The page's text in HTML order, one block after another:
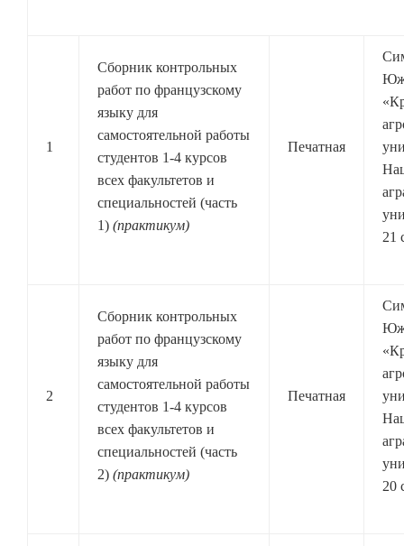
1
Сборник контрольных
работ по французскому
языку для
самостоятельной работы
студентов 1-4 курсов
всех факультетов и
специальностей (часть
1) (практикум)
Печатная
21
2
Сборник контрольных
работ по французскому
языку для
самостоятельной работы
студентов 1-4 курсов
всех факультетов и
специальностей (часть
2) (практикум)
Печатная
20